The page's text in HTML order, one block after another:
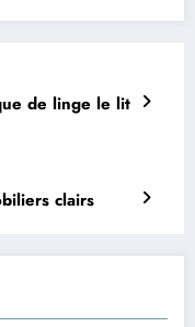
de linge le lit
clairs